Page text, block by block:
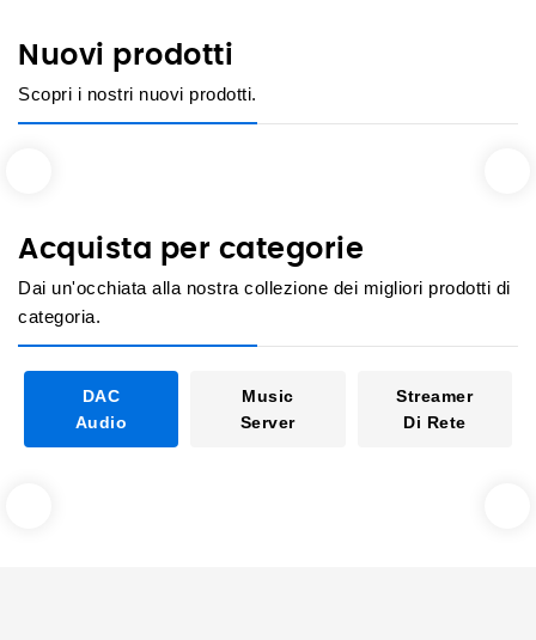
Nuovi prodotti
Scopri i nostri nuovi prodotti.
Acquista per categorie
Dai un'occhiata alla nostra collezione dei migliori prodotti di
categoria.
DAC
Audio
Music
Server
Streamer
Di Rete